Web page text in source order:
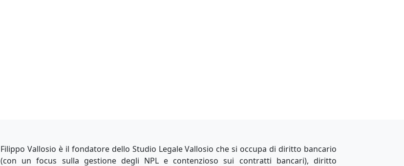
Filippo Vallosio è il fondatore dello Studio Legale Vallosio che si occupa di diritto bancario
(con un focus sulla gestione degli NPL e contenzioso sui contratti bancari), diritto